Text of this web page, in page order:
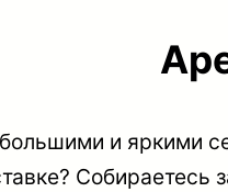
и яркими
Собираетесь